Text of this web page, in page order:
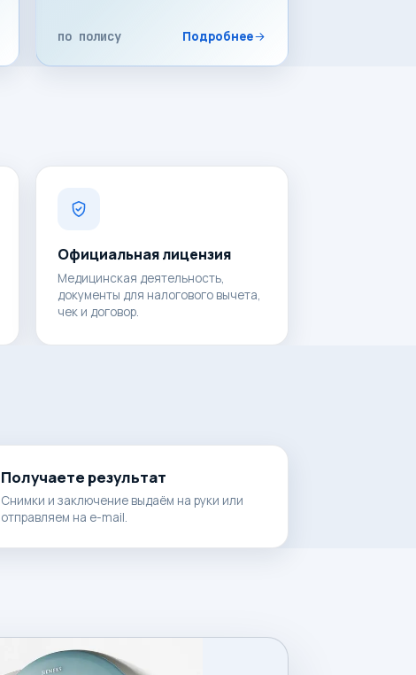
по полису Подробнее
Официальная лицензия
Медицинская деятельность,
документы для налогового вычета,
чек и договор.
Получаете результат
Снимки и заключение выдаём на руки или
отправляем на e-mail.